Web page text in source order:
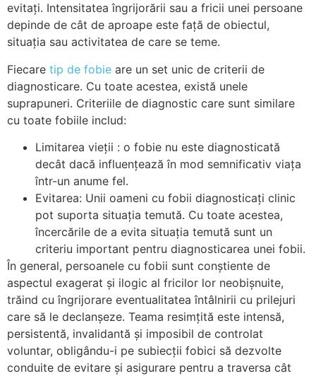
evitați. Intensitatea îngrijorării sau a fricii unei persoane
depinde de cât de aproape este față de obiectul,
situația sau activitatea de care se teme.
Fiecare tip de fobie are un set unic de criterii de
diagnosticare. Cu toate acestea, există unele
suprapuneri. Criteriile de diagnostic care sunt similare
cu toate fobiile includ:
Limitarea vieții : o fobie nu este diagnosticată
decât dacă influențează în mod semnificativ viața
într-un anume fel.
Evitarea: Unii oameni cu fobii diagnosticați clinic
pot suporta situația temută. Cu toate acestea,
încercările de a evita situația temută sunt un
criteriu important pentru diagnosticarea unei fobii.
În general, persoanele cu fobii sunt conștiente de
aspectul exagerat și ilogic al fricilor lor neobișnuite,
trăind cu îngrijorare eventualitatea întâlnirii cu prilejuri
care să le declanșeze. Teama resimțită este intensă,
persistentă, invalidantă și imposibil de controlat
voluntar, obligându-i pe subiecții fobici să dezvolte
conduite de evitare și asigurare pentru a traversa cât